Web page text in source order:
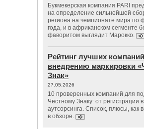
Букмекерская компания PARI
на определение сильнейшей
региона на чемпионате мира по
года, и в африканском сегменте
фаворитом выглядит Марокко.
Рейтинг лучших
внедрению маркировки
Знак»
27.05.2026
10 проверенных компаний для
Честному Знаку: от регистрации
аутсорсинга. Список, плюсы, как
в обзоре.